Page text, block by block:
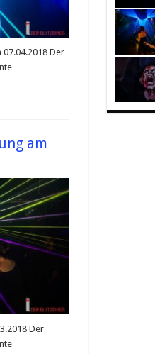
Der
am
Der